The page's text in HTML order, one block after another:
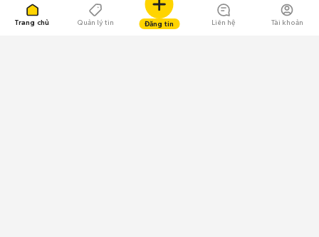
Trang chủ Quản lý tin Đăng tin Liên hệ Tài khoản